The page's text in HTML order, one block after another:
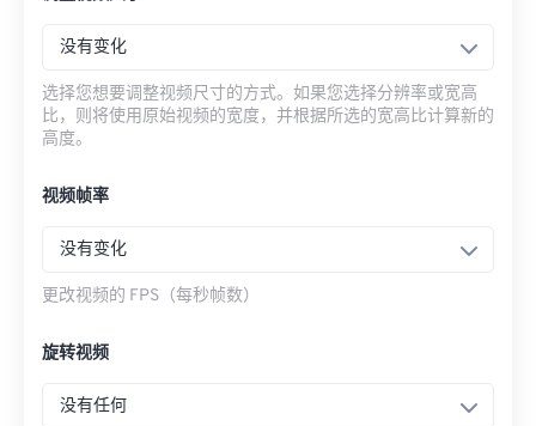
没有变化
选择您想要调整视频尺寸的方式。如果您选择分辨率或宽高
比，则将使用原始视频的宽度，并根据所选的宽高比计算新的
高度。
视频帧率
没有变化
更改视频的 FPS（每秒帧数）
旋转视频
没有任何